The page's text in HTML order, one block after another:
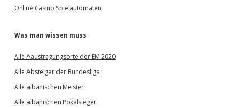
Online Casino Spielautomaten
Was man wissen muss
Alle Aaustragungsorte der EM 2020
Alle Absteiger der Bundesliga
Alle albanischen Meister
Alle albanischen Pokalsieger